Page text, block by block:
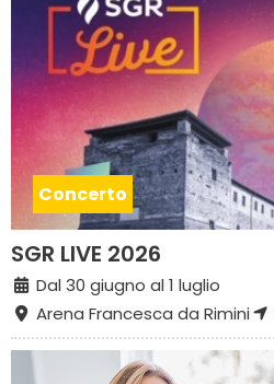
Concerto
SGR LIVE 2026
Dal 30 giugno al 1 luglio
Arena Francesca da Rimini